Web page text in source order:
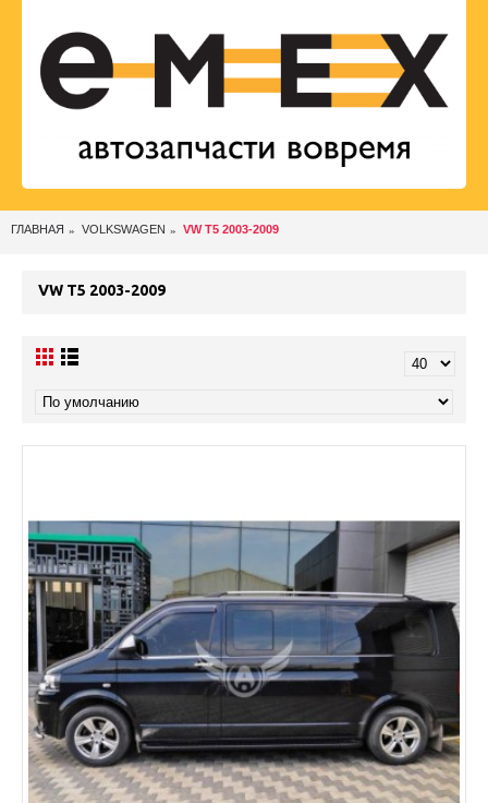
ГЛАВНАЯ VOLKSWAGEN VW T5 2003-2009
VW T5 2003-2009